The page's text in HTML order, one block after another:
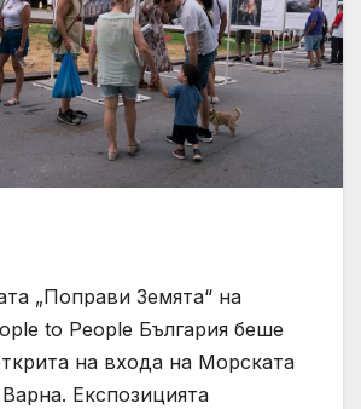
„Поправи Земята“ на
to People България беше
на входа на Морската
Експозицията